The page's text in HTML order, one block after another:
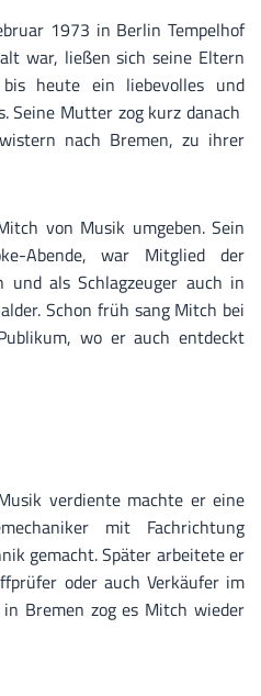
1973 in Berlin Tempelhof
war, ließen sich seine Eltern
heute ein liebevolles und
Seine Mutter zog kurz danach
nach Bremen, zu ihrer
von Musik umgeben. Sein
Abende, war Mitglied der
und als Schlagzeuger auch in
Schon früh sang Mitch bei
wo er auch entdeckt
verdiente machte er eine
mit Fachrichtung
gemacht. Später arbeitete er
oder auch Verkäufer im
in Bremen zog es Mitch wieder